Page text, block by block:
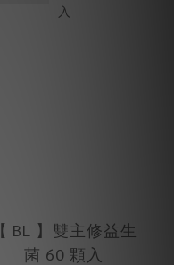
【 BL 】雙主修益生
菌 60 顆入